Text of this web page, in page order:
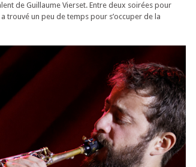
de Guillaume Vierset. Entre deux soirées pour
trouvé un peu de temps pour s’occuper de la